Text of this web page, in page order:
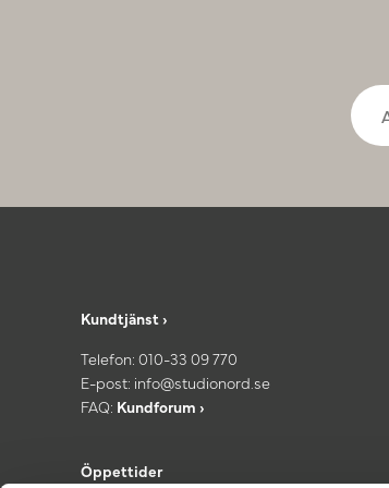
Kundtjänst ›
Telefon:010-33 09 770
E-post: info@studionord.se
FAQ: Kundforum ›
Öppettider